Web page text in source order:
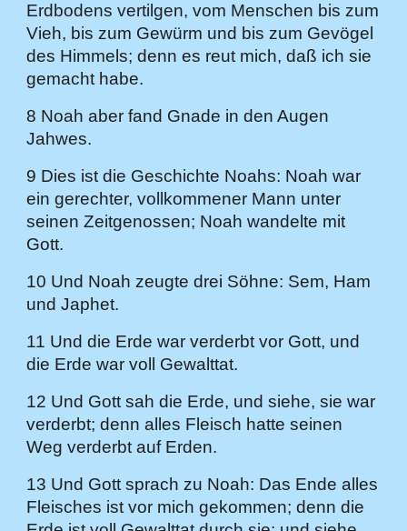
Erdbodens vertilgen, vom Menschen bis zum
Vieh, bis zum Gewürm und bis zum Gevögel
des Himmels; denn es reut mich, daß ich sie
gemacht habe.
8 Noah aber fand Gnade in den Augen
Jahwes.
9 Dies ist die Geschichte Noahs: Noah war
ein gerechter, vollkommener Mann unter
seinen Zeitgenossen; Noah wandelte mit
Gott.
10 Und Noah zeugte drei Söhne: Sem, Ham
und Japhet.
11 Und die Erde war verderbt vor Gott, und
die Erde war voll Gewalttat.
12 Und Gott sah die Erde, und siehe, sie war
verderbt; denn alles Fleisch hatte seinen
Weg verderbt auf Erden.
13 Und Gott sprach zu Noah: Das Ende alles
Fleisches ist vor mich gekommen; denn die